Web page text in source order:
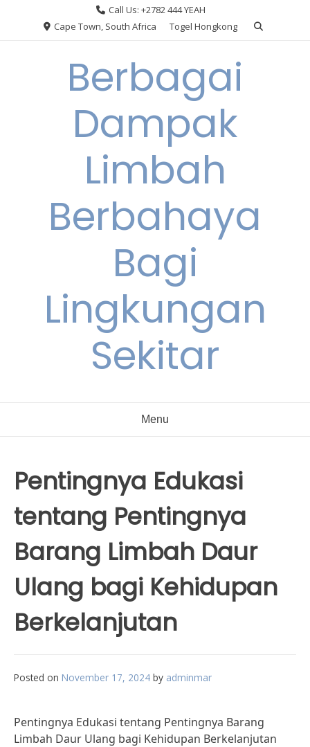
Call Us: +2782 444 YEAH
Cape Town, South Africa
Togel Hongkong
Berbagai
Dampak
Limbah
Berbahaya
Bagi
Lingkungan
Sekitar
Menu
Pentingnya Edukasi
tentang Pentingnya
Barang Limbah Daur
Ulang bagi Kehidupan
Berkelanjutan
Posted on November 17, 2024 by adminmar
Pentingnya Edukasi tentang Pentingnya Barang
Limbah Daur Ulang bagi Kehidupan Berkelanjutan